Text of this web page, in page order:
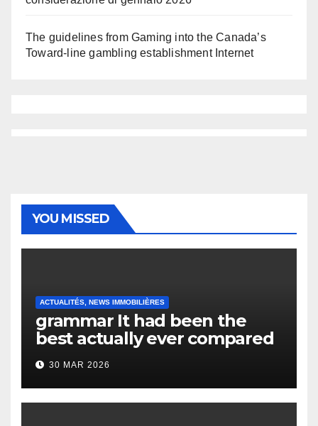
The guidelines from Gaming into the Canada’s
Toward-line gambling establishment Internet
YOU MISSED
ACTUALITÉS, NEWS IMMOBILIÈRES
grammar It had been the
best actually ever compared
to it’s the top actually?
English Vocabulary Learners
Heap Change
30 MAR 2026